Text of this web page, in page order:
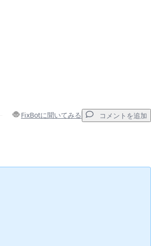
FixBotに聞いてみる コメントを追加